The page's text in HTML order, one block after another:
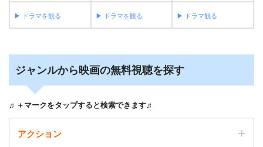
▶︎ ドラマを観る ▶︎ ドラマを観る ▶︎ ドラマ観る
ジャンルから映画の無料視聴を探す
♬＋マークをタップすると検索できます♬
アクション